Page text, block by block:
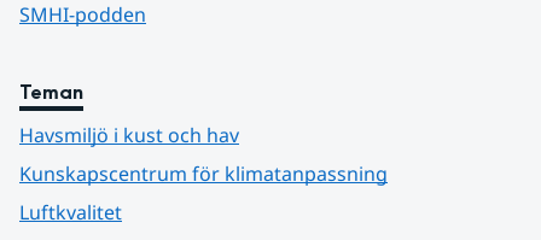
SMHI-podden
Teman
Havsmiljö i kust och hav
Kunskapscentrum för klimatanpassning
Luftkvalitet